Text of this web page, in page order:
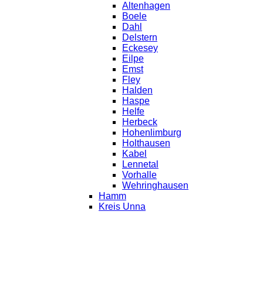
Altenhagen
Boele
Dahl
Delstern
Eckesey
Eilpe
Emst
Fley
Halden
Haspe
Helfe
Herbeck
Hohenlimburg
Holthausen
Kabel
Lennetal
Vorhalle
Wehringhausen
Hamm
Kreis Unna